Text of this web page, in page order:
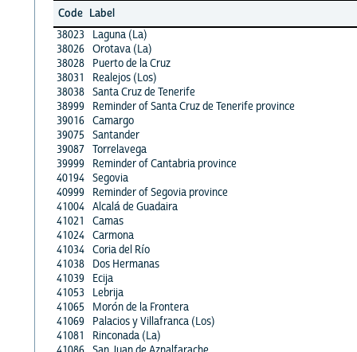
Code Label
38023
Laguna (La)
38026 Orotava (La)
38028
Puerto de la Cruz
38031
Realejos (Los)
38038 Santa Cruz de Tenerife
38999
Reminder of Santa Cruz de Tenerife province
39016 Camargo
39075
Santander
39087 Torrelavega
39999
Reminder of Cantabria province
40194 Segovia
40999
Reminder of Segovia province
41004 Alcalá de Guadaira
41021
Camas
41024 Carmona
41034 Coria del Río
41038
Dos Hermanas
41039
Ecija
41053
Lebrija
41065
Morón de la Frontera
41069
Palacios y Villafranca (Los)
41081
Rinconada (La)